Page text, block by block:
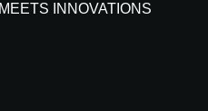
INNOVATIONS